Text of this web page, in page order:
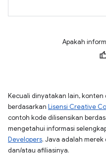
Apakah
Kecuali dinyatakan lain, konten
berdasarkan Lisensi Creative
contoh kode dilisensikan
mengetahui informasi
Developers. Java adalah
dan/atau afiliasinya.